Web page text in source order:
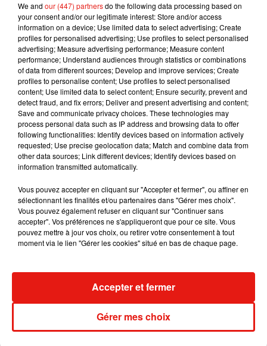
Musique
7 août 2026
RÜFÜS DU SOL annonce un nouvel
album après sa tournée mondiale
7 août 2026
Angèle et Amélie Lens dévoilent leur
6 août 2026
Fred again.. et Latin Mafia dévoilent enfin
We and our (447) partnersdo the following data processing based on
your consent and/or our legitimate interest: Store and/or access
information on a device; Use limited data to select advertising; Create
profiles for personalised advertising; Use profiles to select personalised
advertising; Measure advertising performance; Measure content
performance; Understand audiences through statistics or combinations
of data from different sources; Develop and improve services; Create
profiles to personalise content; Use profiles to select personalised
content; Use limited data to select content; Ensure security, prevent and
detect fraud, and fix errors; Deliver and present advertising and content;
Save and communicate privacy choices. These technologies may
process personal data such as IP address and browsing data to offer
following functionalities: Identify devices based on information actively
requested; Use precise geolocation data; Match and combine data from
other data sources; Link different devices; Identify devices based on
information transmitted automatically.
Vous pouvez accepter en cliquant sur "Accepter et fermer", ou affiner en
sélectionnant les finalités et/ou partenaires dans "Gérer mes choix".
Vous pouvez également refuser en cliquant sur "Continuer sans
accepter". Vos préférences ne s'appliqueront que pour ce site. Vous
pouvez mettre à jour vos choix, ou retirer votre consentement à tout
moment via le lien "Gérer les cookies" situé en bas de chaque page.
Gérer mes choix
Accepter et fermer